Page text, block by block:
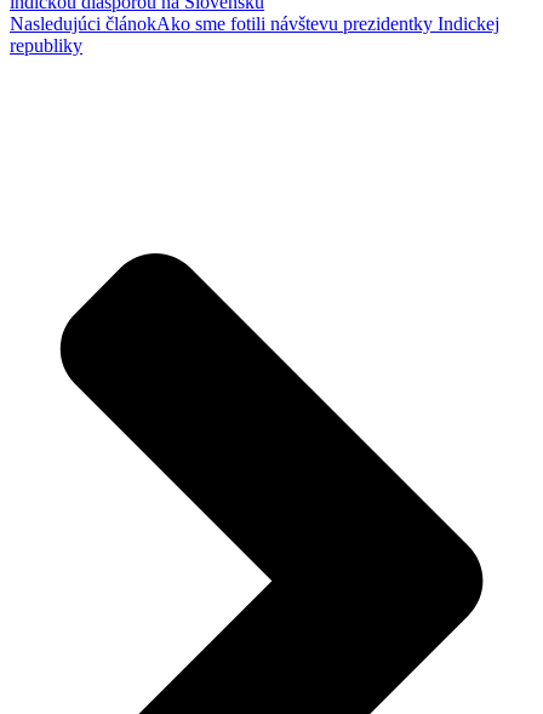
Nasledujúci článokAko sme fotili návštevu prezidentky Indickej
republiky